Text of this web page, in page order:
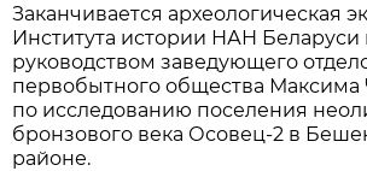
Заканчивается археологическая
Института истории НАН Беларуси
руководством заведующего
первобытного общества Максима
по исследованию поселения
бронзового века Осовец-2 в
районе.